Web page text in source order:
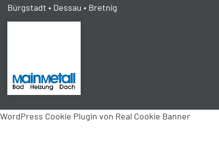
Bürgstadt • Dessau • Bretnig
WordPress Cookie Plugin von Real Cookie Banner